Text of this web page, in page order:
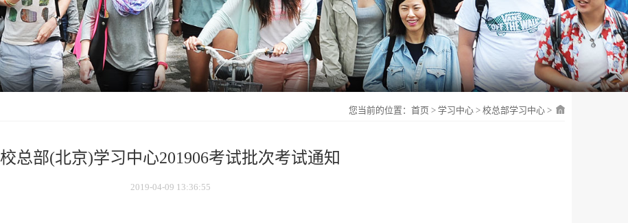
您当前的位置： 首页 > 学习中心 > 校总部学习中心 >
校总部(北京)学习中心201906考试批次考试通知
2019-04-09 13:36:55